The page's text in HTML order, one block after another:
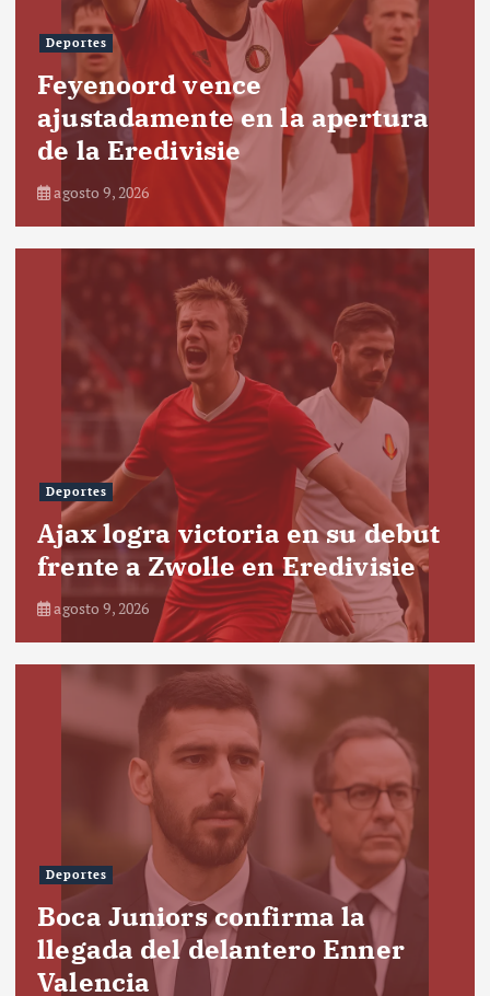
Deportes
Feyenoord vence
ajustadamente en la apertura
de la Eredivisie
agosto 9, 2026
Deportes
Ajax logra victoria en su debut
frente a Zwolle en Eredivisie
agosto 9, 2026
Deportes
Boca Juniors confirma la
llegada del delantero Enner
Valencia